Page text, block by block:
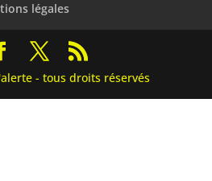
légales
- tous droits réservés